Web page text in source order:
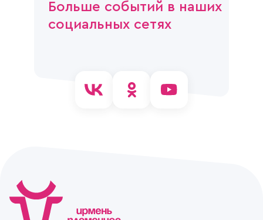
Больше событий в наших
социальных сетях